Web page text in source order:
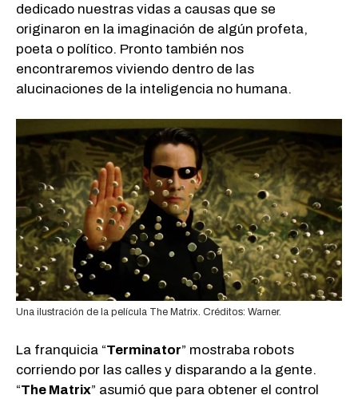
dedicado nuestras vidas a causas que se
originaron en la imaginación de algún profeta,
poeta o político. Pronto también nos
encontraremos viviendo dentro de las
alucinaciones de la inteligencia no humana.
Una ilustración de la película The Matrix. Créditos: Warner.
La franquicia “Terminator” mostraba robots
corriendo por las calles y disparando a la gente.
“The Matrix” asumió que para obtener el control